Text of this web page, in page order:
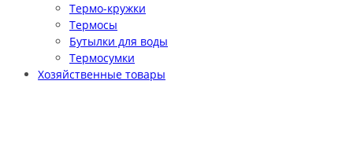
Термо-кружки
Термосы
Бутылки для воды
Термосумки
Хозяйственные товары